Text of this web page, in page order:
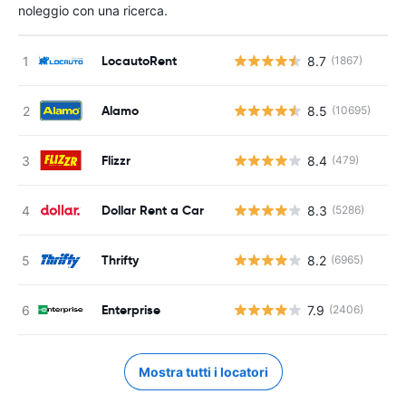
noleggio con una ricerca.
LocautoRent 8.7 (1867)
Alamo 8.5 (10695)
Flizzr 8.4 (479)
Dollar Rent a Car 8.3 (5286)
Thrifty 8.2 (6965)
Enterprise 7.9 (2406)
Mostra tutti i locatori